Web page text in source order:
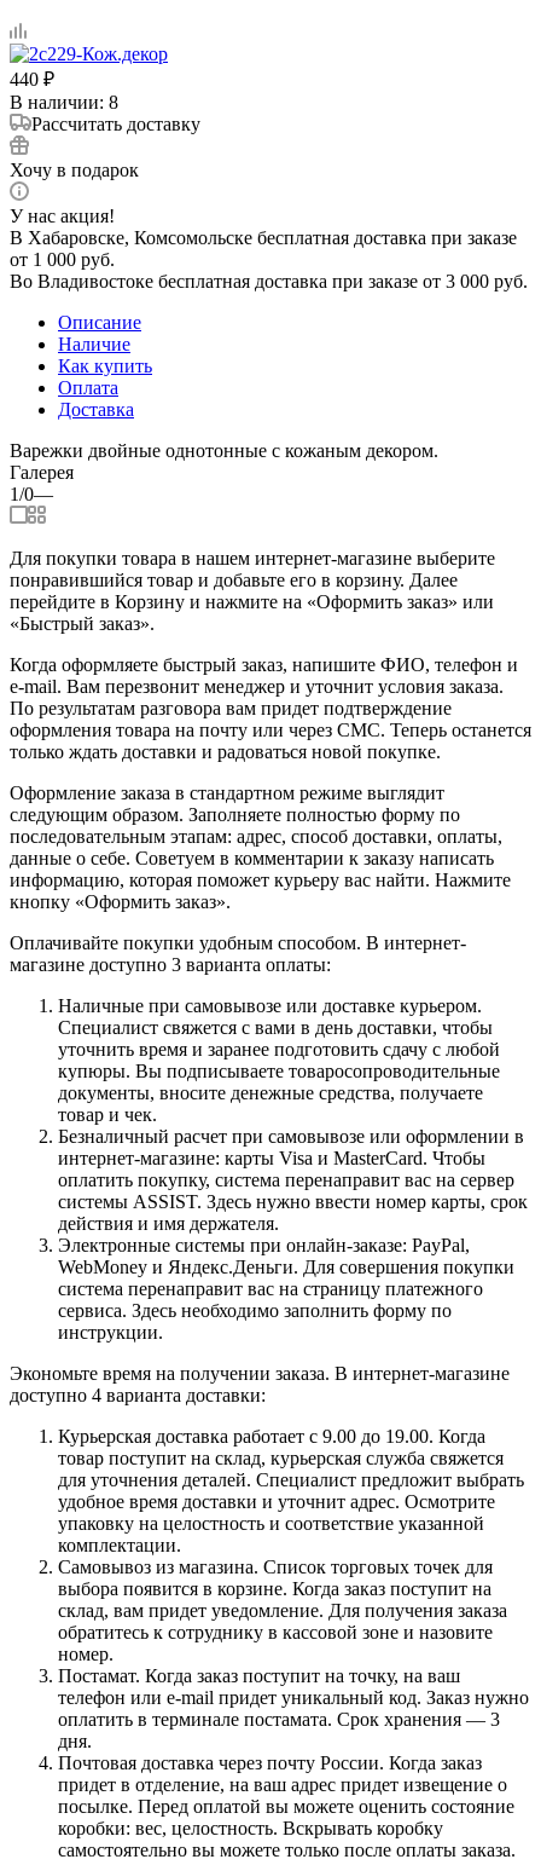
440 ₽
В наличии: 8
Рассчитать доставку
Хочу в подарок
У нас акция!
В Хабаровске, Комсомольске бесплатная доставка при заказе
от 1 000 руб.
Во Владивостоке бесплатная доставка при заказе от 3 000 руб.
Описание
Наличие
Как купить
Оплата
Доставка
Варежки двойные однотонные с кожаным декором.
Галерея
1/0—
Для покупки товара в нашем интернет-магазине выберите
понравившийся товар и добавьте его в корзину. Далее
перейдите в Корзину и нажмите на «Оформить заказ» или
«Быстрый заказ».
Когда оформляете быстрый заказ, напишите ФИО, телефон и
e-mail. Вам перезвонит менеджер и уточнит условия заказа.
По результатам разговора вам придет подтверждение
оформления товара на почту или через СМС. Теперь останется
только ждать доставки и радоваться новой покупке.
Оформление заказа в стандартном режиме выглядит
следующим образом. Заполняете полностью форму по
последовательным этапам: адрес, способ доставки, оплаты,
данные о себе. Советуем в комментарии к заказу написать
информацию, которая поможет курьеру вас найти. Нажмите
кнопку «Оформить заказ».
Оплачивайте покупки удобным способом. В интернет-
магазине доступно 3 варианта оплаты:
Наличные при самовывозе или доставке курьером.
Специалист свяжется с вами в день доставки, чтобы
уточнить время и заранее подготовить сдачу с любой
купюры. Вы подписываете товаросопроводительные
документы, вносите денежные средства, получаете
товар и чек.
Безналичный расчет при самовывозе или оформлении в
интернет-магазине: карты Visa и MasterCard. Чтобы
оплатить покупку, система перенаправит вас на сервер
системы ASSIST. Здесь нужно ввести номер карты, срок
действия и имя держателя.
Электронные системы при онлайн-заказе: PayPal,
WebMoney и Яндекс.Деньги. Для совершения покупки
система перенаправит вас на страницу платежного
сервиса. Здесь необходимо заполнить форму по
инструкции.
Экономьте время на получении заказа. В интернет-магазине
доступно 4 варианта доставки:
Курьерская доставка работает с 9.00 до 19.00. Когда
товар поступит на склад, курьерская служба свяжется
для уточнения деталей. Специалист предложит выбрать
удобное время доставки и уточнит адрес. Осмотрите
упаковку на целостность и соответствие указанной
комплектации.
Самовывоз из магазина. Список торговых точек для
выбора появится в корзине. Когда заказ поступит на
склад, вам придет уведомление. Для получения заказа
обратитесь к сотруднику в кассовой зоне и назовите
номер.
Постамат. Когда заказ поступит на точку, на ваш
телефон или e-mail придет уникальный код. Заказ нужно
оплатить в терминале постамата. Срок хранения — 3
дня.
Почтовая доставка через почту России. Когда заказ
придет в отделение, на ваш адрес придет извещение о
посылке. Перед оплатой вы можете оценить состояние
коробки: вес, целостность. Вскрывать коробку
самостоятельно вы можете только после оплаты заказа.